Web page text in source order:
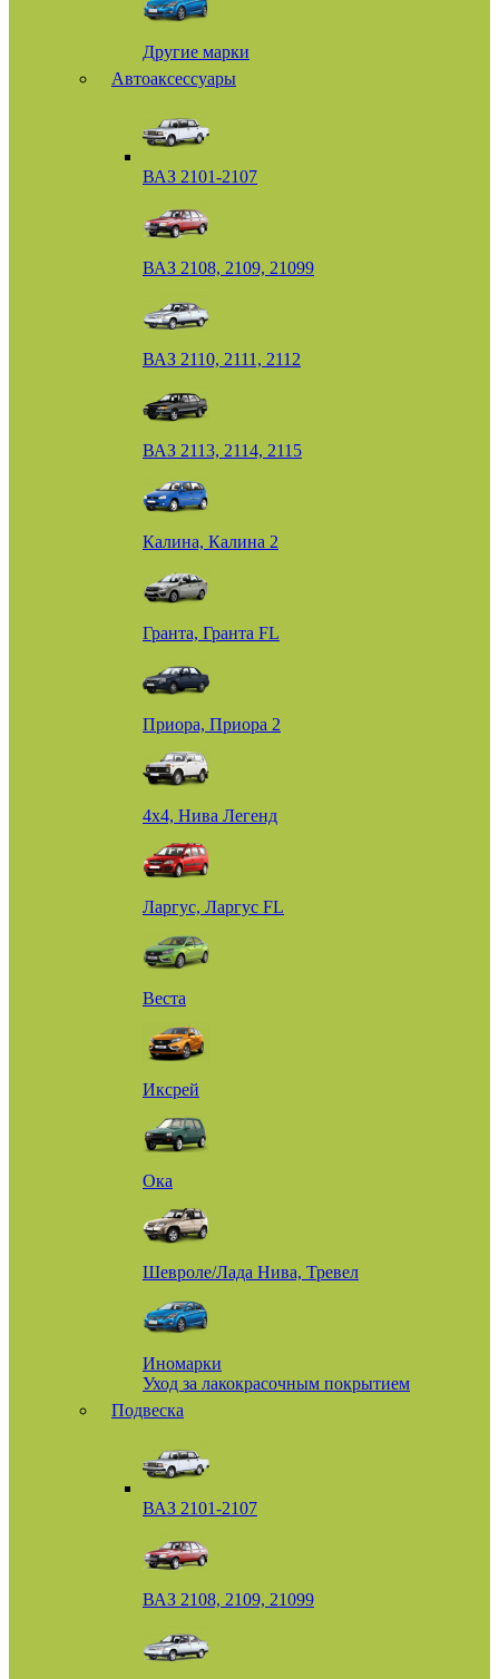
Другие марки
Автоаксессуары
ВАЗ 2101-2107
ВАЗ 2108, 2109, 21099
ВАЗ 2110, 2111, 2112
ВАЗ 2113, 2114, 2115
Калина, Калина 2
Гранта, Гранта FL
Приора, Приора 2
4х4, Нива Легенд
Ларгус, Ларгус FL
Веста
Иксрей
Ока
Шевроле/Лада Нива, Тревел
Иномарки
Уход за лакокрасочным покрытием
Подвеска
ВАЗ 2101-2107
ВАЗ 2108, 2109, 21099